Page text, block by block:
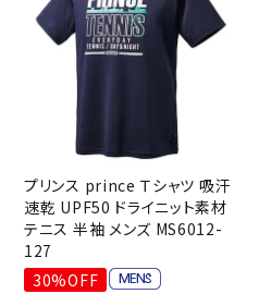
プリンス prince Ｔシャツ 吸汗
速乾 UPF50 ドライニット素材
テニス 半袖 メンズ MS6012-
127
30%OFF